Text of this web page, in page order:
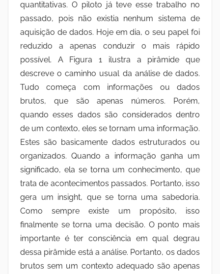
quantitativas. O piloto já teve esse trabalho no
passado, pois não existia nenhum sistema de
aquisição de dados. Hoje em dia, o seu papel foi
reduzido a apenas conduzir o mais rápido
possível. A Figura 1 ilustra a pirâmide que
descreve o caminho usual da análise de dados.
Tudo começa com informações ou dados
brutos, que são apenas números. Porém,
quando esses dados são considerados dentro
de um contexto, eles se tornam uma informação.
Estes são basicamente dados estruturados ou
organizados. Quando a informação ganha um
significado, ela se torna um conhecimento, que
trata de acontecimentos passados. Portanto, isso
gera um insight, que se torna uma sabedoria.
Como sempre existe um propósito, isso
finalmente se torna uma decisão. O ponto mais
importante é ter consciência em qual degrau
dessa pirâmide está a análise. Portanto, os dados
brutos sem um contexto adequado são apenas